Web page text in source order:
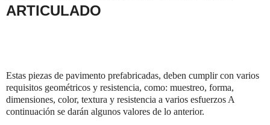
ARTICULADO
Estas piezas de pavimento prefabricadas, deben cumplir con varios
requisitos geométricos y resistencia, como: muestreo, forma,
dimensiones, color, textura y resistencia a varios esfuerzos A
continuación se darán algunos valores de lo anterior.